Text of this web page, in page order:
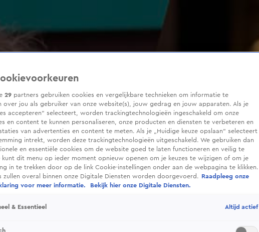
29 partners gebruiken cookies en vergelijkbare technieken om informatie te
over jou als gebruiker van onze website(s), jouw gedrag en jouw apparaten. Als je
accepteren” selecteert, worden trackingtechnologieën ingeschakeld om onze
en content te kunnen personaliseren, onze producten en diensten te verbeteren en
van advertenties en content te meten. Als je „Huidige keuze opslaan” selecteert
intrekt, worden deze trackingtechnologieën uitgeschakeld. We gebruiken dan
en essentiële cookies om de website goed te laten functioneren en veilig te
kunt dit menu op ieder moment opnieuw openen om je keuzes te wijzigen of om je
in te trekken door op de link Cookie-instellingen onder aan de webpagina te klikken.
zullen overal binnen onze Digitale Diensten worden doorgevoerd.
Raadpleeg onze
voor meer informatie.
Bekijk hier onze Digitale Diensten.
& Essentieel Altijd actief